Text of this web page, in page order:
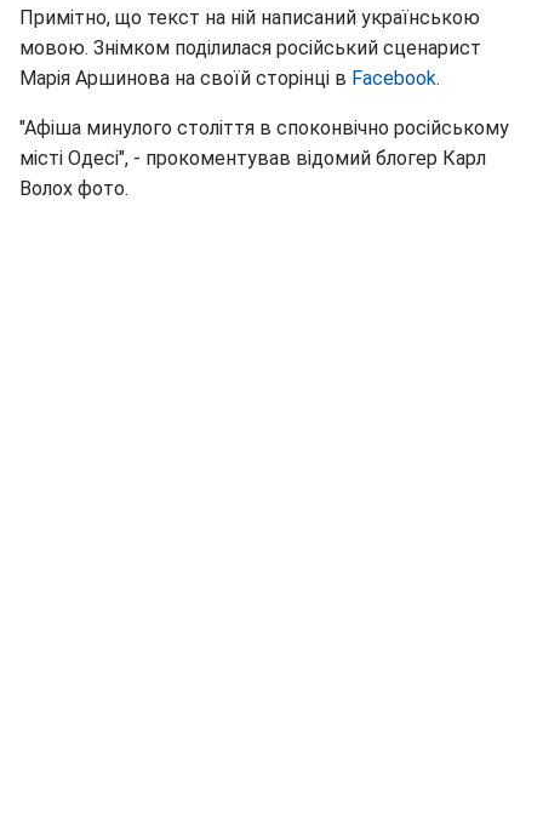
Примітно, що текст на ній написаний українською
мовою. Знімком поділилася російський сценарист
Марія Аршинова на своїй сторінці в Facebook.
"Афіша минулого століття в споконвічно російському
місті Одесі", - прокоментував відомий блогер Карл
Волох фото.